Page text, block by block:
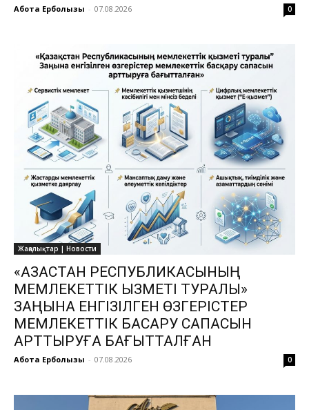
Ақбота Ерболқызы - 07.08.2026 0
Жаңалықтар | Новости
«ҚАЗАҚСТАН РЕСПУБЛИКАСЫНЫҢ
МЕМЛЕКЕТТІК ҚЫЗМЕТІ ТУРАЛЫ»
ЗАҢЫНА ЕНГІЗІЛГЕН ӨЗГЕРІСТЕР
МЕМЛЕКЕТТІК БАСҚАРУ САПАСЫН
АРТТЫРУҒА БАҒЫТТАЛҒАН
Ақбота Ерболқызы - 07.08.2026 0